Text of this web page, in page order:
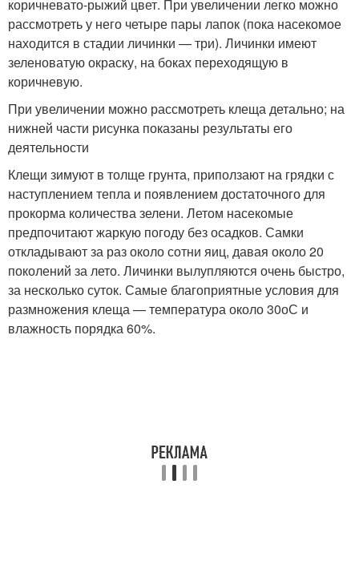
коричневато-рыжий цвет. При увеличении легко можно
рассмотреть у него четыре пары лапок (пока насекомое
находится в стадии личинки — три). Личинки имеют
зеленоватую окраску, на боках переходящую в
коричневую.
При увеличении можно рассмотреть клеща детально; на
нижней части рисунка показаны результаты его
деятельности
Клещи зимуют в толще грунта, приползают на грядки с
наступлением тепла и появлением достаточного для
прокорма количества зелени. Летом насекомые
предпочитают жаркую погоду без осадков. Самки
откладывают за раз около сотни яиц, давая около 20
поколений за лето. Личинки вылупляются очень быстро,
за несколько суток. Самые благоприятные условия для
размножения клеща — температура около 30оС и
влажность порядка 60%.